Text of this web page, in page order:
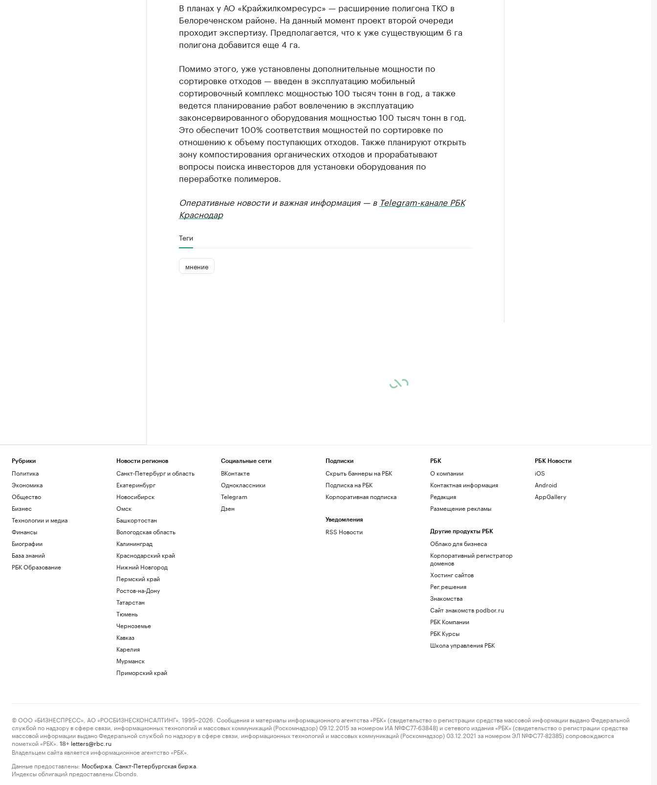
В планах у АО «Крайжилкомресурс» — расширение полигона ТКО в
Белореченском районе. На данный момент проект второй очереди
проходит экспертизу. Предполагается, что к уже существующим 6 га
полигона добавится еще 4 га.
Помимо этого, уже установлены дополнительные мощности по
сортировке отходов — введен в эксплуатацию мобильный
сортировочный комплекс мощностью 100 тысяч тонн в год, а также
ведется планирование работ вовлечению в эксплуатацию
законсервированного оборудования мощностью 100 тысяч тонн в год.
Это обеспечит 100% соответствия мощностей по сортировке по
отношению к объему поступающих отходов. Также планируют открыть
зону компостирования органических отходов и прорабатывают
вопросы поиска инвесторов для установки оборудования по
переработке полимеров.
Оперативные новости и важная информация — в Telegram-канале РБК
Краснодар
Теги
мнение
Рубрики
Политика
Экономика
Общество
Бизнес
Технологии и медиа
Финансы
Биографии
База знаний
РБК Образование
Новости регионов
Санкт-Петербург и область
Екатеринбург
Новосибирск
Омск
Башкортостан
Вологодская область
Калининград
Краснодарский край
Нижний Новгород
Пермский край
Ростов-на-Дону
Татарстан
Тюмень
Черноземье
Кавказ
Карелия
Мурманск
Приморский край
Социальные сети
ВКонтакте
Одноклассники
Telegram
Дзен
Подписки
Скрыть баннеры на РБК
Подписка на РБК
Корпоративная подписка
Уведомления
RSS Новости
РБК
О компании
Контактная информация
Редакция
Размещение рекламы
Другие продукты РБК
Облако для бизнеса
Корпоративный регистратор
доменов
Хостинг сайтов
Рег.решения
Знакомства
Сайт знакомств podbor.ru
РБК Компании
РБК Курсы
Школа управления РБК
РБК Новости
iOS
Android
AppGallery
© ООО «БИЗНЕСПРЕСС», АО «РОСБИЗНЕСКОНСАЛТИНГ», 1995–2026. Сообщения и материалы информационного агентства «РБК» (свидетельство о регистрации средства массовой информации выдано Федеральной
службой по надзору в сфере связи, информационных технологий и массовых коммуникаций (Роскомнадзор) 09.12.2015 за номером ИА №ФС77-63848) и сетевого издания «РБК» (свидетельство о регистрации средства
массовой информации выдано Федеральной службой по надзору в сфере связи, информационных технологий и массовых коммуникаций (Роскомнадзор) 03.12.2021 за номером ЭЛ №ФС77-82385) сопровождаются
пометкой «РБК».
18+ letters@rbc.ru
Владельцем сайта является информационное агентство «РБК».
Данные предоставлены: Мосбиржа Санкт-Петербургская биржа
Индексы облигаций предоставлены Cbonds.